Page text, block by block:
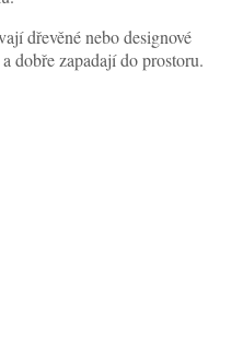
dřevěné nebo designové
dobře zapadají do prostoru.